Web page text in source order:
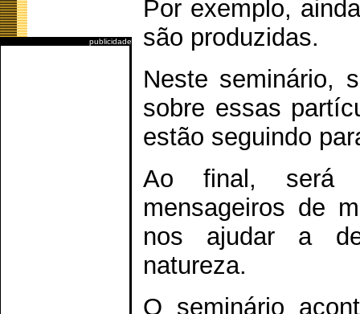
publicidade
Por exemplo,
são produzidas.
Neste seminário,
sobre essas
estão seguindo
Ao final, será
mensageiros de
nos ajudar a
natureza.
O seminário